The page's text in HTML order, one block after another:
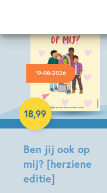
19-08-2026
Ben jij ook op
mij? [herziene
editie]
18,99
Hardcover